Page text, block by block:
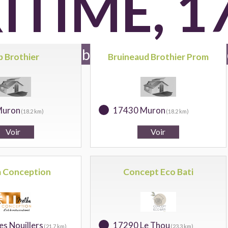
d'oeuvre en batiment référencés
Brothier
(18.2 km)
Bruineaud Brothier Prom
17430 Muron (18.2 km)
Conception
Nouillers (21.7 km)
Concept Eco Bati
17290 Le Thou (23.3 km)